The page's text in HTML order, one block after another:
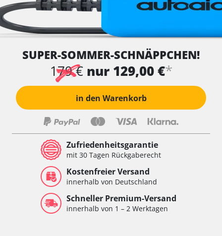
SUPER-SOMMER-SCHNÄPPCHEN!
179 € nur 129,00 €*
in den Warenkorb
Zufriedenheitsgarantie
mit 30 Tagen Rückgaberecht
Kostenfreier Versand
innerhalb von Deutschland
Schneller Premium-Versand
innerhalb von 1 – 2 Werktagen